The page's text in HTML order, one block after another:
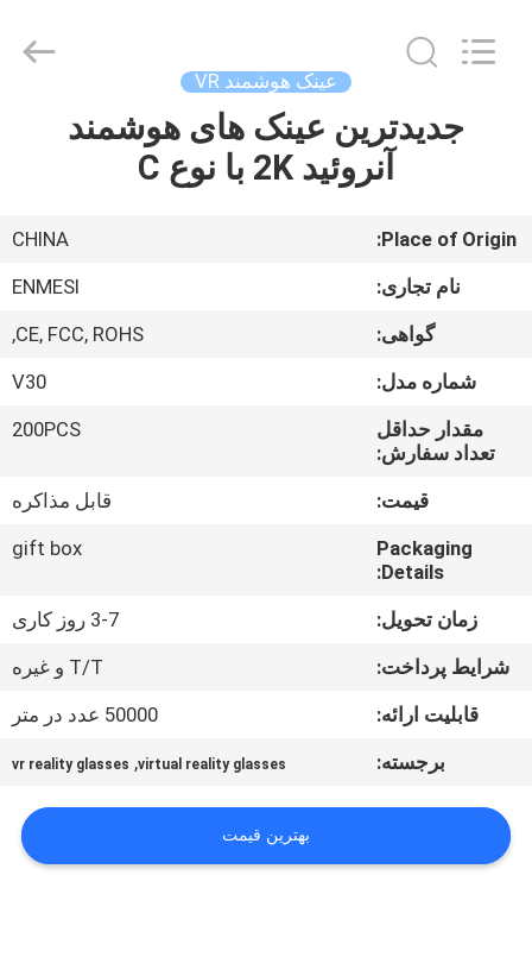
صفحه
محصولات
کنترل
اخبار
درخواست
نقل قول
Technology
عینک هوشمند VR
جدیدترین عینک های هوشمند
آنروئید 2K با نوع C
Place of Origin:
CHINA
نام تجاری:
ENMESI
گواهی:
CE, FCC, ROHS,
شماره مدل:
V30
مقدار حداقل
تعداد سفارش:
200PCS
قیمت:
قابل مذاکره
Packaging
Details:
gift box
زمان تحویل:
3-7 روز کاری
شرایط پرداخت:
T/T و غیره
قابلیت ارائه:
50000 عدد در متر
برجسته:
virtual reality glasses
,
vr reality glasses
بهترین قیمت